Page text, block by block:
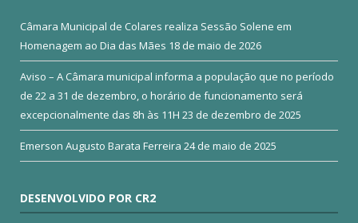
Câmara Municipal de Colares realiza Sessão Solene em
Homenagem ao Dia das Mães 18 de maio de 2026
Aviso – A Câmara municipal informa a população que no período
de 22 a 31 de dezembro, o horário de funcionamento será
excepcionalmente das 8h às 11H 23 de dezembro de 2025
Emerson Augusto Barata Ferreira 24 de maio de 2025
DESENVOLVIDO POR CR2